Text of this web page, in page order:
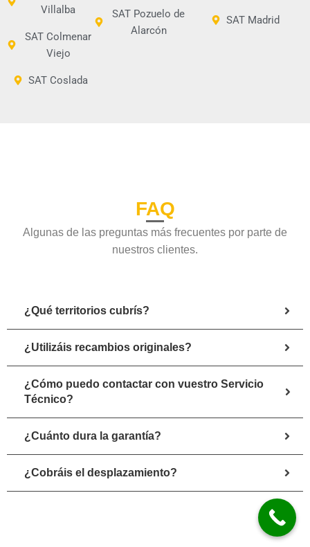
Villalba
SAT Colmenar
Viejo
SAT Coslada
SAT Pozuelo de
Alarcón
SAT Madrid
FAQ
Algunas de las preguntas más frecuentes por parte de
nuestros clientes.
¿Qué territorios cubrís?
¿Utilizáis recambios originales?
¿Cómo puedo contactar con vuestro Servicio
Técnico?
¿Cuánto dura la garantía?
¿Cobráis el desplazamiento?